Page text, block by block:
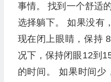
事情。 找到一个舒适
选择躺下。 如果没有
现在闭上眼睛，保持
况下，保持闭眼12到
的时间。 如果时间少